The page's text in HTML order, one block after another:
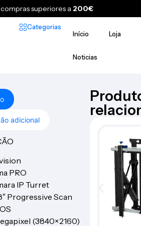
superiores a 200€
Categorias
Início
Loja
Noticias
adicional
PRO
IP Turret
Progressive Scan
(3840×2160)